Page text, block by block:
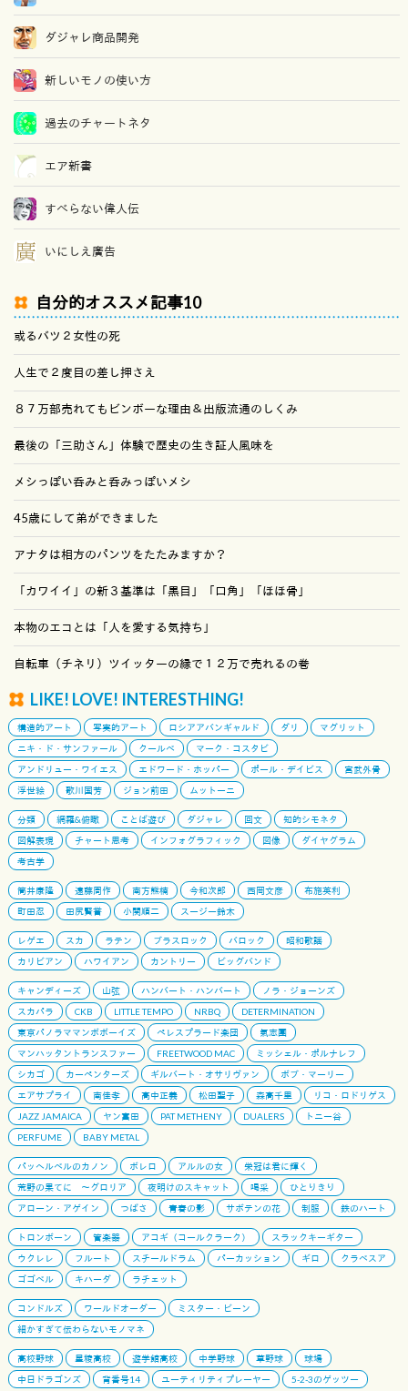
ダジャレ商品開発
新しいモノの使い方
過去のチャートネタ
エア新書
すべらない偉人伝
いにしえ廣告
自分的オススメ記事10
或るバツ２女性の死
人生で２度目の差し押さえ
８７万部売れてもビンボーな理由＆出版流通のしくみ
最後の「三助さん」体験で歴史の生き証人風味を
メシっぽい呑みと呑みっぽいメシ
45歳にして弟ができました
アナタは相方のパンツをたたみますか？
「カワイイ」の新３基準は「黒目」「口角」「ほほ骨」
本物のエコとは「人を愛する気持ち」
自転車（チネリ）ツイッターの縁で１２万で売れるの巻
LIKE! LOVE! INTERESTHING!
構造的アート 写実的アート ロシアアバンギャルド ダリ
マグリット
ニキ・ド・サンファール
クールベ
マーク・コスタビ
アンドリュー・ワイエス
エドワード・ホッパー ポール・デイビス
宮武外骨
浮世絵
歌川国芳 ジョン前田 ムットーニ
分類 網羅&俯瞰 ことば遊び ダジャレ 回文
知的シモネタ
図解表現
チャート思考 インフォグラフィック 図像
ダイヤグラム
考古学
筒井康隆 遠藤周作 南方熊楠 今和次郎 西岡文彦
布施英利
町田忍
田尻賢誉 小関順二 スージー鈴木
レゲエ スカ ラテン ブラスロック バロック
昭和歌謡
カリビアン
ハワイアン カントリー ビッグバンド
キャンディーズ 山弦 ハンバート・ハンバート
ノラ・ジョーンズ
スカパラ
CKB LITTLE TEMPO NRBQ
DETERMINATION
東京パノラママンボボーイズ
ペレスプラード楽団
氣志團
マンハッタントランスファー
FREETWOOD MAC
ミッシェル・ポルナレフ
シカゴ
カーペンターズ ギルバート・オサリヴァン
ボブ・マーリー
エアサプライ
南佳孝 高中正義 松田聖子 森高千里
リコ・ロドリゲス
JAZZ JAMAICA
ヤン富田 PAT METHENY DUALERS
トニー谷
PERFUME
BABY METAL
パッヘルベルのカノン ボレロ アルルの女
栄冠は君に輝く
荒野の果てに 〜グロリア
夜明けのスキャット 喝采
ひとりきり
アローン・アゲイン
つばさ 青春の影 サボテンの花 制服 鉄のハート
トロンボーン 管楽器 アコギ（コールクラーク）
スラックキーギター
ウクレレ
フルート スチールドラム パーカッション ギロ
クラベスア
ゴゴベル
キハーダ ラチェット
コンドルズ ワールドオーダー
ミスター・ビーン
細かすぎて伝わらないモノマネ
高校野球 星稜高校 遊学館高校 中学野球 草野球
球場
中日ドラゴンズ
背番号14 ユーティリティプレーヤー
5-2-3のゲッツー